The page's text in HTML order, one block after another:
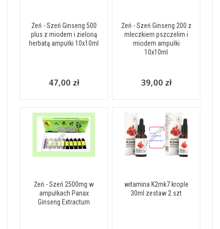
Żeń - Szeń Ginseng 500
plus z miodem i zieloną
herbatą ampułki 10x10ml
47,00 zł
Żeń - Szeń Ginseng 200 z
mleczkiem pszczelim i
miodem ampułki
10x10ml
39,00 zł
Żeń - Szeń 2500mg w
ampułkach Panax
Ginseng Extractum
witamina K2mk7 krople
30ml zestaw 2 szt